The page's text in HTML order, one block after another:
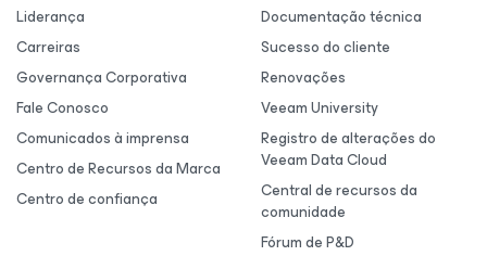
Liderança
Carreiras
Governança Corporativa
Fale Conosco
Comunicados à imprensa
Centro de Recursos da Marca
Centro de confiança
Documentação técnica
Sucesso do cliente
Renovações
Veeam University
Registro de alterações do
Veeam Data Cloud
Central de recursos da
comunidade
Fórum de P&D